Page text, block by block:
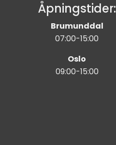
Åpningstider:
Brumunddal
07:00-15:00
Oslo
09:00-15:00